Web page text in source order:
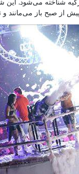
شناخته می‌شود.
از صبح باز می‌مانند